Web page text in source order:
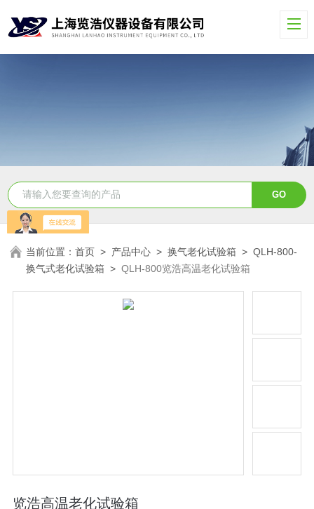
当前位置：首页 > 产品中心 >换气老化试验箱 >QLH-800-
换气式老化试验箱 >QLH-800览浩高温老化试验箱
览浩高温老化试验箱